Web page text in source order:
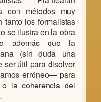
con métodos muy
tanto los formalistas
se ilustra en la obra
además que la
(sin duda una
ser útil para disolver
erróneo— para
la coherencia del